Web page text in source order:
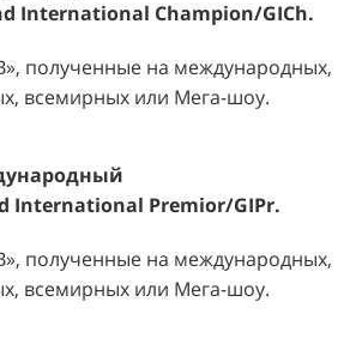
International Champion/GICh.
», полученные на международных,
всемирных или Мега-шоу.
International Premior/GIPr.
», полученные на международных,
всемирных или Мега-шоу.